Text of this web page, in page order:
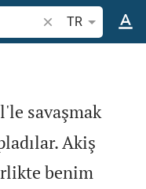
İncil ayeti veya
TR
savaşmak
Akiş
benim